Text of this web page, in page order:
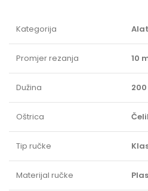
Kategorija
Promjer rezanja 10
Dužina
Oštrica
Tip ručke
Materijal ručke